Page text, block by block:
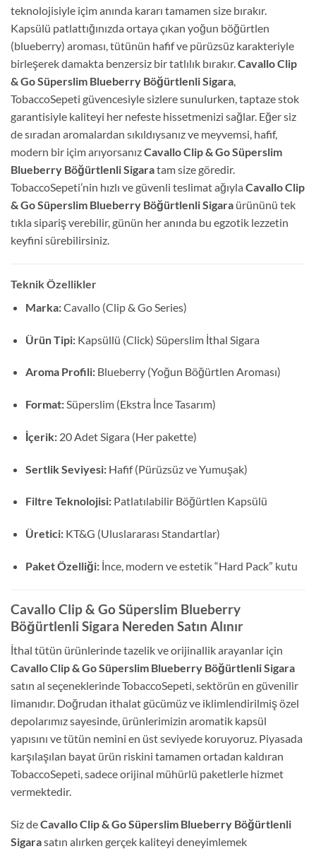
teknolojisiyle içim anında kararı tamamen size bırakır.
Kapsülü patlattığınızda ortaya çıkan yoğun böğürtlen
(blueberry) aroması, tütünün hafif ve pürüzsüz karakteriyle
birleşerek damakta benzersiz bir tatlılık bırakır.Cavallo Clip
& Go Süperslim Blueberry Böğürtlenli Sigara,
TobaccoSepeti güvencesiyle sizlere sunulurken, taptaze stok
garantisiyle kaliteyi her nefeste hissetmenizi sağlar. Eğer siz
de sıradan aromalardan sıkıldıysanız ve meyvemsi, hafif,
modern bir içim arıyorsanızCavallo Clip & Go Süperslim
Blueberry Böğürtlenli Sigaratam size göredir.
TobaccoSepeti’nin hızlı ve güvenli teslimat ağıyla Cavallo Clip
& Go Süperslim Blueberry Böğürtlenli Sigara ürününü tek
tıkla sipariş verebilir, günün her anında bu egzotik lezzetin
keyfini sürebilirsiniz.
Teknik Özellikler
Marka:Cavallo (Clip & Go Series)
Ürün Tipi:Kapsüllü (Click) Süperslim İthal Sigara
Aroma Profili:Blueberry (Yoğun Böğürtlen Aroması)
Format:Süperslim (Ekstra İnce Tasarım)
İçerik:20 Adet Sigara (Her pakette)
Sertlik Seviyesi:Hafif (Pürüzsüz ve Yumuşak)
Filtre Teknolojisi:Patlatılabilir Böğürtlen Kapsülü
Üretici:KT&G (Uluslararası Standartlar)
Paket Özelliği:İnce, modern ve estetik “Hard Pack” kutu
Cavallo Clip & Go Süperslim Blueberry
Böğürtlenli Sigara Nereden Satın Alınır
İthal tütün ürünlerinde tazelik ve orijinallik arayanlar için
Cavallo Clip & Go Süperslim Blueberry Böğürtlenli Sigara
satın al seçeneklerinde TobaccoSepeti, sektörün en güvenilir
limanıdır. Doğrudan ithalat gücümüz ve iklimlendirilmiş özel
depolarımız sayesinde, ürünlerimizin aromatik kapsül
yapısını ve tütün nemini en üst seviyede koruyoruz. Piyasada
karşılaşılan bayat ürün riskini tamamen ortadan kaldıran
TobaccoSepeti, sadece orijinal mühürlü paketlerle hizmet
vermektedir.
Siz deCavallo Clip & Go Süperslim Blueberry Böğürtlenli
Sigarasatın alırken gerçek kaliteyi deneyimlemek